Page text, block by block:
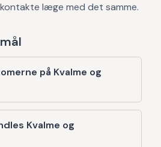
læge med det samme.
på Kvalme og
Kvalme og